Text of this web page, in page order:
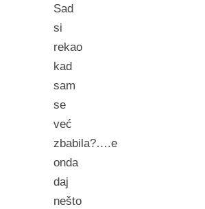
Sad
si
rekao
kad
sam
se
već
zbabila?….e
onda
daj
nešto